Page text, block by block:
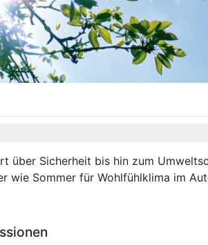
über Sicherheit bis hin zum
wie Sommer für Wohlfühlklima im